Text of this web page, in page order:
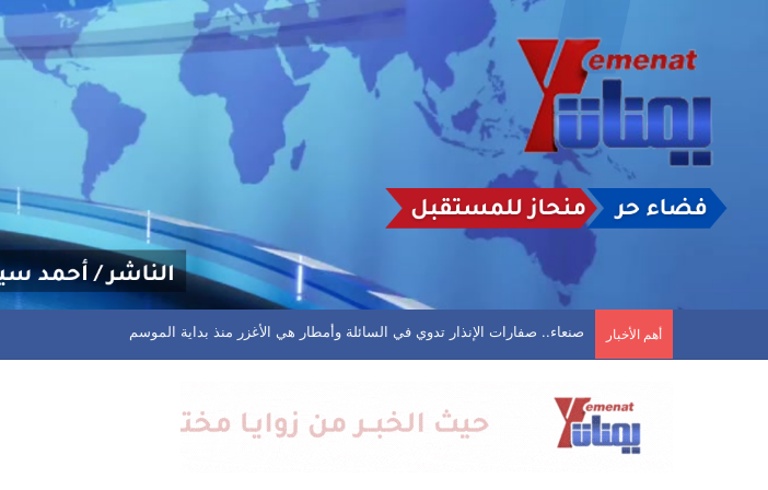
أهم الأخبار البرلماني المقطري بعد استهداف منزله: لن ترهبني تهديداتكم وسأواصل الدفاع عن المظلومين